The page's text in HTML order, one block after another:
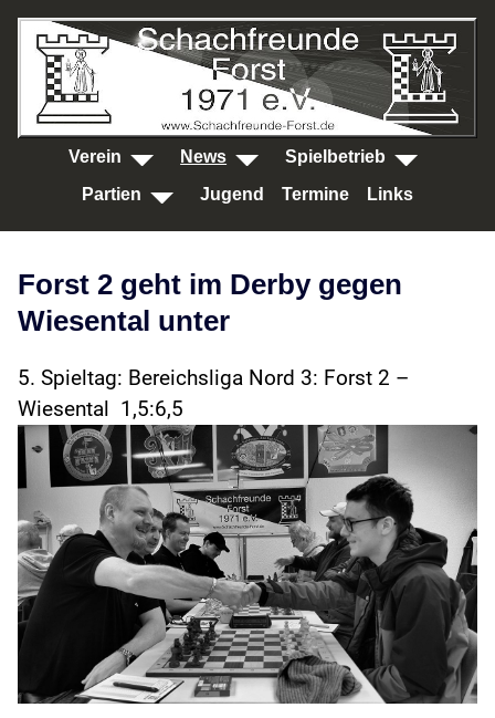
SKIP TO MAIN CONTENT
Verein News
Spielbetrieb
Partien
Jugend Termine Links
Forst 2 geht im Derby gegen
Wiesental unter
5. Spieltag: Bereichsliga Nord 3: Forst 2 –
Wiesental 1,5:6,5